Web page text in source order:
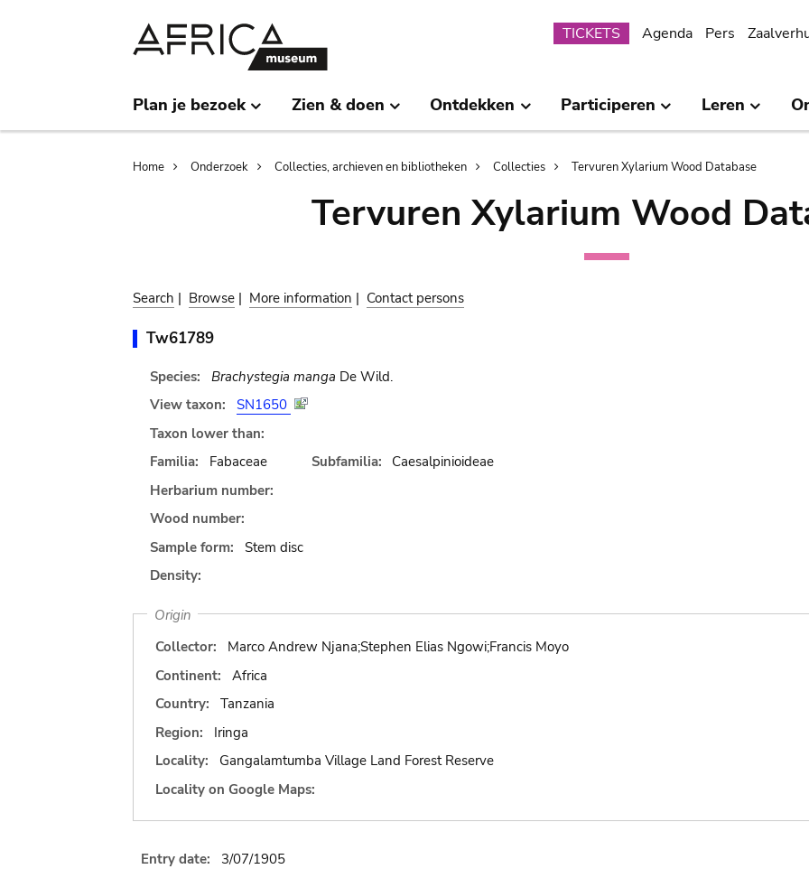
Submenu
TICKETS Agenda Pers
Plan je bezoek Zien & doen Ontdekken Participeren Leren
Breadcrumb
Home Onderzoek Collecties, archieven en bibliotheken Collecties Tervuren Xylarium Wood Database
Tervuren Xylarium Wood
Search | Browse | More information | Contact persons
Tw61789
Species: Brachystegia manga De Wild.
View taxon:
SN1650
Taxon lower than:
Familia:
Fabaceae Subfamilia:
Caesalpinioideae
Herbarium number:
Wood number:
Sample form:
Stem disc
Density:
Origin
Collector:
Marco Andrew Njana;Stephen Elias Ngowi;Francis Moyo
Continent:
Africa
Country:
Tanzania
Region:
Iringa
Locality:
Gangalamtumba Village Land Forest Reserve
Locality on Google Maps:
Entry date: 3/07/1905